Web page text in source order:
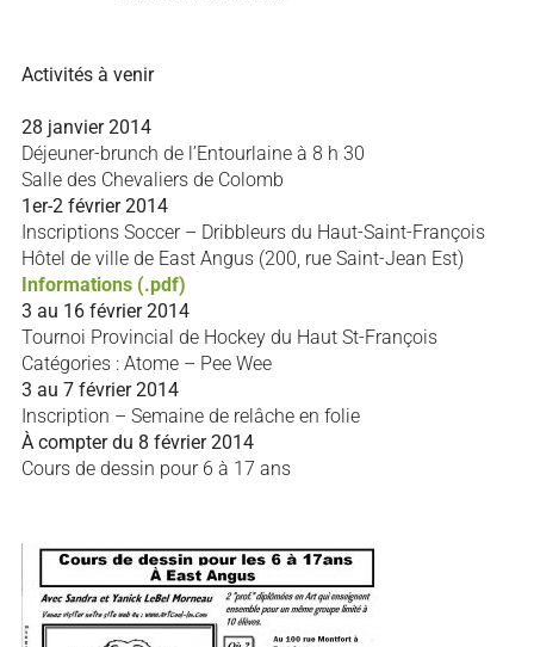
Activités à venir
28 janvier 2014
Déjeuner-brunch de l’Entourlaine à 8 h 30
Salle des Chevaliers de Colomb
1er-2 février 2014
Inscriptions Soccer – Dribbleurs du Haut-Saint-François
Hôtel de ville de East Angus (200, rue Saint-Jean Est)
Informations (.pdf)
3 au 16 février 2014
Tournoi Provincial de Hockey du Haut St-François
Catégories : Atome – Pee Wee
3 au 7 février 2014
Inscription – Semaine de relâche en folie
À compter du 8 février 2014
Cours de dessin pour 6 à 17 ans